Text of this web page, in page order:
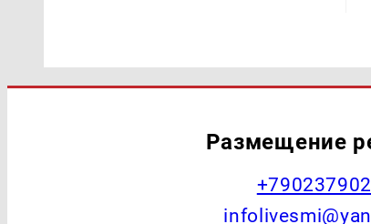
Размещение